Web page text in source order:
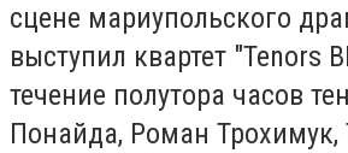
сцене мариупольского
выступил квартет "Tenors
течение полутора часов
Понайда, Роман Трохимук,